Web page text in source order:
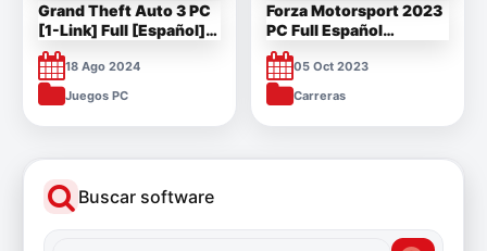
Grand Theft Auto 3 PC
[1-Link] Full [Español]
[Mega]
18 Ago 2024
Juegos PC
Forza Motorsport 2023
PC Full Español
v1.488.4138
05 Oct 2023
Carreras
Buscar software